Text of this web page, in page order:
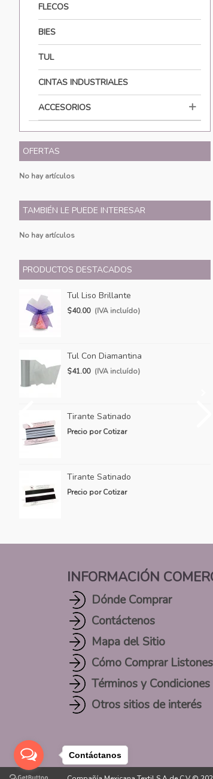
FLECOS
BIES
TUL
CINTAS INDUSTRIALES
ACCESORIOS
OFERTAS
No hay artículos
TAMBIÉN LE PUEDE INTERESAR
No hay artículos
PRODUCTOS DESTACADOS
Tul Liso Brillante
$40.00 (IVA incluído)
Tul Con Diamantina
$41.00 (IVA incluído)
Tirante Satinado
Precio por Cotizar
Tirante Satinado
Precio por Cotizar
INFORMACIÓN
Dónde Comprar
Contáctenos
Mapa del Sitio
Cómo Comprar
Términos y Condiciones
Otros sitios de interés
Contáctanos